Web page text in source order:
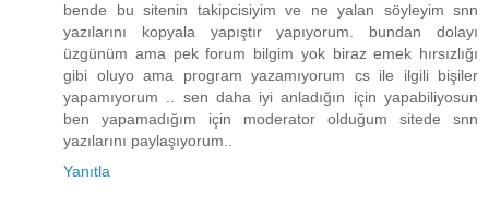
bende bu sitenin takipcisiyim ve ne yalan söyleyim snn
yazılarını kopyala yapıştır yapıyorum. bundan dolayı
üzgünüm ama pek forum bilgim yok biraz emek hırsızlığı
gibi oluyo ama program yazamıyorum cs ile ilgili bişiler
yapamıyorum .. sen daha iyi anladığın için yapabiliyosun
ben yapamadığım için moderator olduğum sitede snn
yazılarını paylaşıyorum..
Yanıtla